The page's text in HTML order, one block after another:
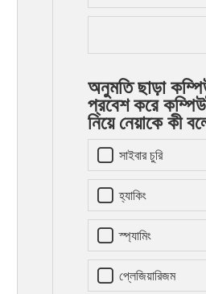
অনুমতি ছাড়া
প্রবেশ করে
নিয়ে নেয়াকে কী
সাইবার চুরি
হ্যাকিং
স্প্যামিং
প্লেজিয়ারিজম